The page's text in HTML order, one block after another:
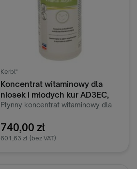
Kerbl"
Koncentrat witaminowy dla
niosek i młodych kur AD3EC,
500 ml, Kerbl
Płynny koncentrat witaminowy dla
wspomagający przygotowanie rui i
reprodukcję z wysoką zawartością
witaminy D i A.
740,00 zł
601,63 zł (bez VAT)